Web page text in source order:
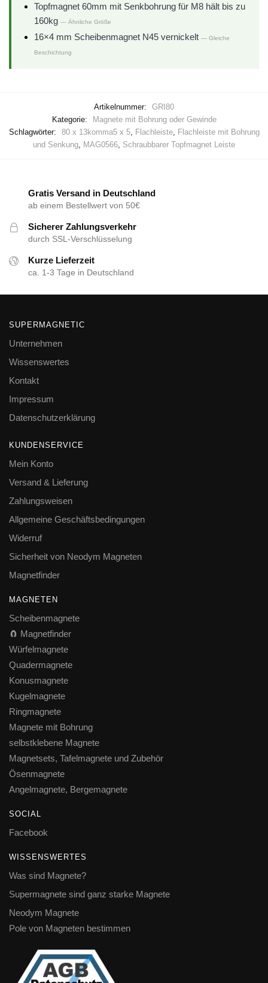
Topfmagnet 60mm mit Senkbohrung für M8 hält bis zu
160kg — Ähnliche Größe
16×4 mm Scheibenmagnet N45 vernickelt — Gleiche
Beschichtung
Artikelnummer:
GRI80
Kategorie:
Magnete mit Bohrung oder Gewinde
Schlagwörter:
80 x 13komma5 x 5, Flachleiste,
Flachleiste mit Bohrung
und Senkung
MAG0566 Schraubbarer Topfmagnet Leiste
Gratis Versand in Deutschland
ab einem Bestellwert von 50€
Sicherer Zahlungsverkehr
durch SSL-Verschlüsselung
Kurze Lieferzeit
ca. 1-3 Tage in Deutschland
SUPERMAGNETIC
Unternehmen
Wissenswertes
Kontakt
Impressum
Datenschutzerklärung
KUNDENSERVICE
Mein Konto
Versand & Lieferung
Zahlungsweisen
Allgemeine Geschäftsbedingungen
Widerruf
Sicherheit von Neodym Magneten
Magnetfinder
MAGNETEN
Scheibenmagnete
🧲 Magnetfinder
Würfelmagnete
Quadermagnete
Konusmagnete
Kugelmagnete
Ringmagnete
Magnete mit Bohrung
selbstklebene Magnete
Magnetsets, Tafelmagnete und Zubehör
Ösenmagnete
Angelmagnete, Bergemagnete
SOCIAL
Facebook
WISSENSWERTES
Was sind Magnete?
Supermagnete sind ganz starke Magnete
Neodym Magnete
Pole von Magneten bestimmen